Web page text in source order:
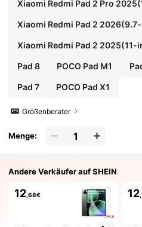
Xiaomi Redmi Pad 2 Pro
Xiaomi Redmi Pad 2
Xiaomi Redmi Pad 2 2025(11-
Pad 8 POCO Pad M1
Pad 7 POCO Pad X1
Größenberater
Menge:
Andere Verkäufer auf SHEIN
12,68€ 12